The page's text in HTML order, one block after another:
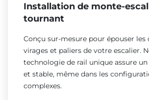
Installation de monte-
tournant
Conçu sur-mesure pour épouser les
virages et paliers de votre escalier.
technologie de rail unique assure
et stable, même dans les
complexes.